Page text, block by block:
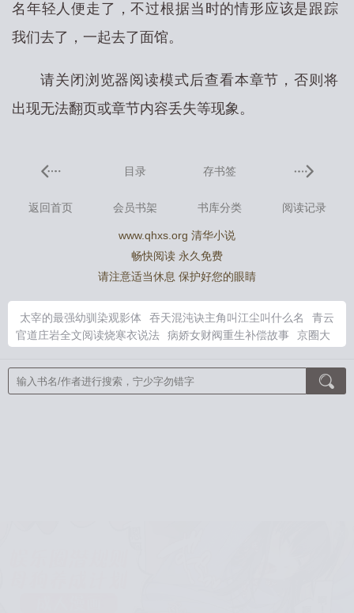
名年轻人便走了，不过根据当时的情形应该是跟踪
我们去了，一起去了面馆。
请关闭浏览器阅读模式后查看本章节，否则将
出现无法翻页或章节内容丢失等现象。
目录 存书签
返回首页 会员书架 书库分类 阅读记录
www.qhxs.org 清华小说
畅快阅读 永久免费
请注意适当休息 保护好您的眼睛
太宰的最强幼驯染观影体 吞天混沌诀主角叫江尘叫什么名
青云
官道庄岩全文阅读烧寒衣说法
病娇女财阀重生补偿故事
京圈大
网
重生后京圈太子又宠又撩演员表
被流放的这两年 更新时间
雾非雾的寓意是什么
重生后被京圈太子爷追着宠
重生病娇女财